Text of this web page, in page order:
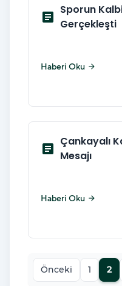
article
Sporun
Gerçekleşti
Haberi Oku arrow_forward
article
Çankayalı
Mesajı
Haberi Oku arrow_forward
Önceki 1 2